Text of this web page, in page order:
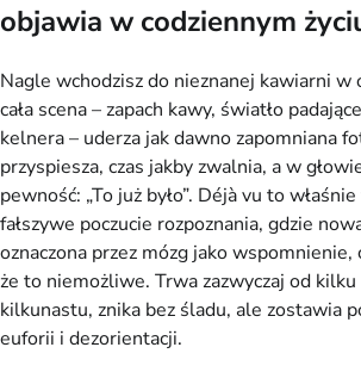
objawia w codziennym
Nagle wchodzisz do nieznanej kawiarni w
cała scena – zapach kawy, światło
kelnera – uderza jak dawno zapomniana
przyspiesza, czas jakby zwalnia, a w
pewność: „To już było”. Déjà vu to
fałszywe poczucie rozpoznania, gdzie
oznaczona przez mózg jako wspomnienie,
że to niemożliwe. Trwa zazwyczaj od
kilkunastu, znika bez śladu, ale zostawia
euforii i dezorientacji.